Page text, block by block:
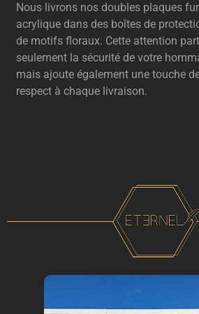
Nous livrons nos doubles plaques
acrylique dans des boîtes de
de motifs floraux. Cette attention
seulement la sécurité de votre
mais ajoute également une touche
respect à chaque livraison.